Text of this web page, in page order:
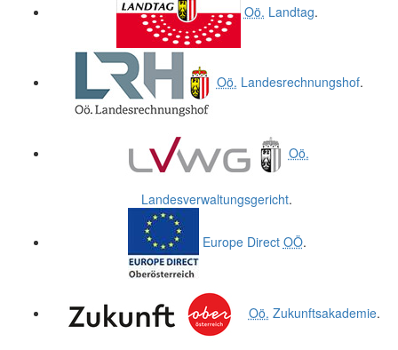
Oö. Landtag.
Oö. Landesrechnungshof.
Oö.
Landesverwaltungsgericht.
Europe Direct OÖ.
Oö. Zukunftsakademie.